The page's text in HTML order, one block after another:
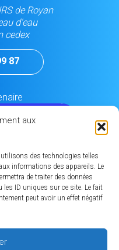
aux
des technologies telles
informations des appareils. Le
de traiter des données
les ID uniques sur ce site. Le fait
peut avoir un effet négatif
de Royan
d'eau
cedex
87